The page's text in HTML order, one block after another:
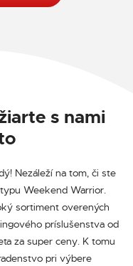
s nami
Nezáleží na tom, či ste
Weekend Warrior.
sortiment overených
príslušenstva od
za super ceny. K tomu
pri výbere